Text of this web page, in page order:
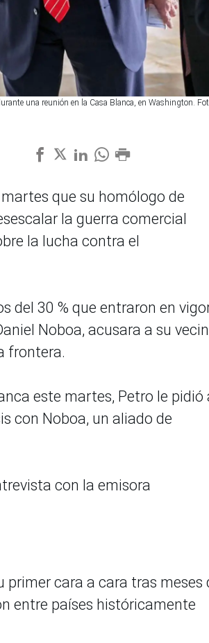
una reunión en la Casa Blanca, en Washington.
que su homólogo de
la guerra comercial
la lucha contra el
del 30 % que entraron en
Noboa, acusara a su
frontera.
este martes, Petro le pidió
con Noboa, un aliado de
con la emisora
cara a cara tras meses
entre países históricamente